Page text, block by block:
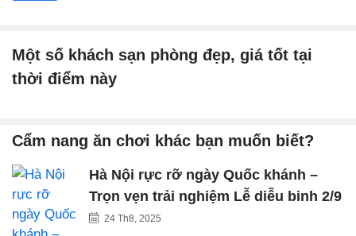
Một số khách sạn phòng đẹp, giá tốt tại
thời điểm này
Cẩm nang ăn chơi khác bạn muốn biết?
Hà Nội rực rỡ ngày Quốc khánh –
Trọn vẹn trải nghiệm Lễ diễu binh 2/9
24 Th8, 2025